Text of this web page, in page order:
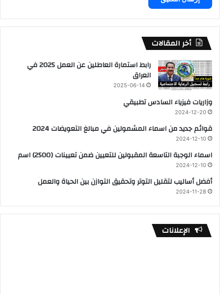
أخر المقالات
رابط استمارة العاطلين عن العمل 2025 في
العراق
2025-06-14
وزاريات فيزياء السادس تطبيقي
2024-12-20
قوائم جديد من اسماء المشمولين في مبالغ التعويضات 2024
2024-12-10
اسماء الوجبة التاسعة المقبولين للتعيين ضمن تعيينات (2500) اسم
2024-12-10
أفضل أساليب لتقليل التوتر وتحقيق التوازن بين الحياة والعمل
2024-11-28
الإعلانات